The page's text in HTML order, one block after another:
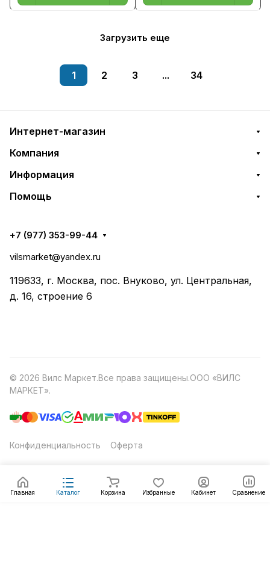
Загрузить еще
1 2 3 ... 34
Главная Каталог Корзина Избранные Кабинет Сравнение
Интернет-магазин
Компания
Информация
Помощь
+7 (977) 353-99-44
vilsmarket@yandex.ru
119633, г. Москва, пос. Внуково, ул. Центральная,
д. 16, строение 6
© 2026 Вилс Маркет.Все права защищены.ООО «ВИЛС
МАРКЕТ».
Конфиденциальность Оферта